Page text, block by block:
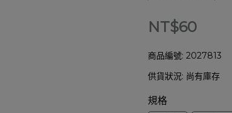
NT$60
商品編號: 2027813
供貨狀況: 尚有庫存
規格